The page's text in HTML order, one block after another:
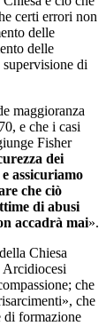
certi errori non
delle
delle
di
maggioranza
e che i casi
Fisher
dei
assicuriamo
che ciò
di abusi
accadrà mai».
Chiesa
Arcidiocesi
che
che
di formazione